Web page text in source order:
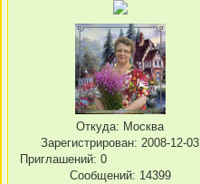
Откуда: Москва
Зарегистрирован: 2008-12-03
Приглашений: 0
Сообщений: 14399